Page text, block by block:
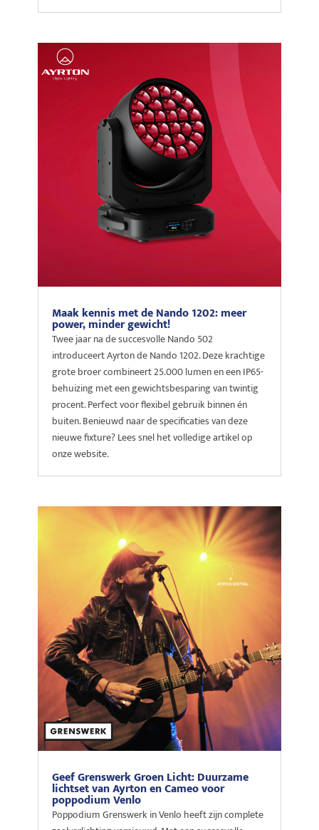
Maak kennis met de Nando 1202: meer
power, minder gewicht!
Twee jaar na de succesvolle Nando 502
introduceert Ayrton de Nando 1202. Deze krachtige
grote broer combineert 25.000 lumen en een IP65-
behuizing met een gewichtsbesparing van twintig
procent. Perfect voor flexibel gebruik binnen én
buiten. Benieuwd naar de specificaties van deze
nieuwe fixture? Lees snel het volledige artikel op
onze website.
Geef Grenswerk Groen Licht: Duurzame
lichtset van Ayrton en Cameo voor
poppodium Venlo
Poppodium Grenswerk in Venlo heeft zijn complete